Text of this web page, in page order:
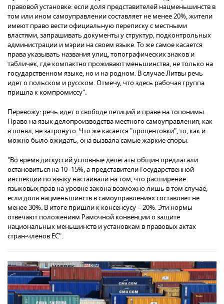
правовой установке: если доля представителей нацменьшинств в
том или ином самоуправлении составляет не менее 20%, жители
имеют право вести официальную переписку с местными
властями, запрашивать документы у структур, подконтрольных
администрации и мэрии на своем языке. То же самое касается
права указывать названия улиц, топографических знаков и
табличек, где компактно проживают меньшинства, не только на
государственном языке, но и на родном. В случае Литвы речь
идет о польском и русском. Отмечу, что здесь рабочая группа
пришла к компромиссу".
Перевожу: речь идет о свободе петиций и праве на топонимы.
Право на язык делопроизводства местного самоуправления, как
я понял, не затронуто. Что же касается "процентовки", то, как и
можно было ожидать, она вызвала самые жаркие споры:
"Во время дискуссий условные делегаты общин предлагали
остановиться на 10–15%, а представители Государственной
инспекции по языку настаивали на том, что расширение
языковых прав на уровне закона возможно лишь в том случае,
если доля нацменьшинств в самоуправлениях составляет не
менее 30%. В итоге пришли к консенсусу – 20%. Эти нормы
отвечают положениям Рамочной конвенции о защите
национальных меньшинств и установкам в правовых актах
стран-членов ЕС".